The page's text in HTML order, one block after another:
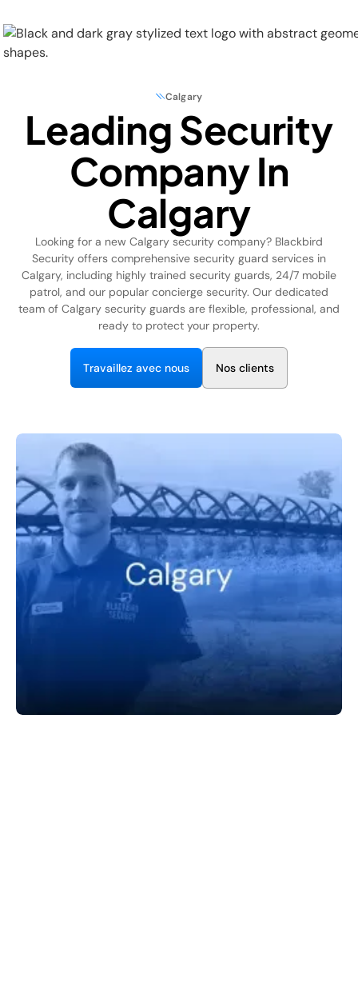
Physical Security
Security Systems
Industries
About
ontact Us
Calgary
Leading Security
Company In
Calgary
Looking for a new Calgary security company? Blackbird
Security offers comprehensive security guard services in
Calgary, including highly trained security guards, 24/7 mobile
patrol, and our popular concierge security. Our dedicated
team of Calgary security guards are flexible, professional, and
ready to protect your property.
Travaillez avec nous Nos clients